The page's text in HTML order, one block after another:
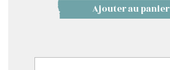
Ajouter au panier